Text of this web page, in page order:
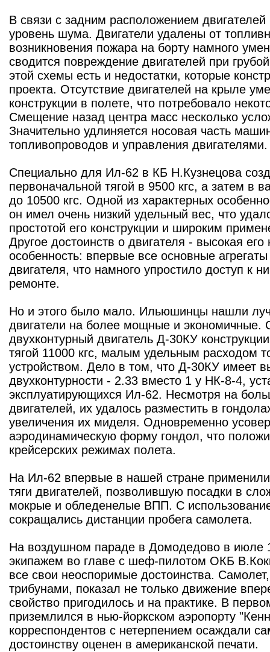
В связи с задним расположением
уровень шума. Двигатели удалены от
возникновения пожара на борту намного
сводится повреждение двигателей при
этой схемы есть и недостатки, которые
проекта. Отсутствие двигателей на крыле
конструкции в полете, что потребовало
Смещение назад центра масс несколько
Значительно удлиняется носовая часть
топливопроводов и управления двигателями.
Специально для Ил-62 в КБ Н.Кузнецова
первоначальной тягой в 9500 кгс, а затем в
до 10500 кгс. Одной из характерных
он имел очень низкий удельный вес, что
простотой его конструкции и широким
Другое достоинств о двигателя - высокая
особенность: впервые все основные
двигателя, что намного упростило доступ к
ремонте.
Но и этого было мало. Ильюшинцы нашли
двигатели на более мощные и экономичные.
двухконтурный двигатель Д-30КУ
тягой 11000 кгс, малым удельным расходом
устройством. Дело в том, что Д-30КУ имеет
двухконтурности - 2.33 вместо 1 у НК-8-4,
эксплуатирующихся Ил-62. Несмотря на
двигателей, их удалось разместить в
увеличения их миделя. Одновременно
аэродинамическую форму гондол, что
крейсерских режимах полета.
На Ил-62 впервые в нашей стране
тяги двигателей, позволившую посадки в
мокрые и обледенелые ВПП. С
сокращались дистанции пробега самолета.
На воздушном параде в Домодедово в июле
экипажем во главе с шеф-пилотом ОКБ
все свои неоспоримые достоинства.
трибунами, показал не только движение
свойство пригодилось и на практике. В
приземлился в нью-йоркском аэропорту
корреспондентов с нетерпением осаждали
достоинству оценен в американской печати.